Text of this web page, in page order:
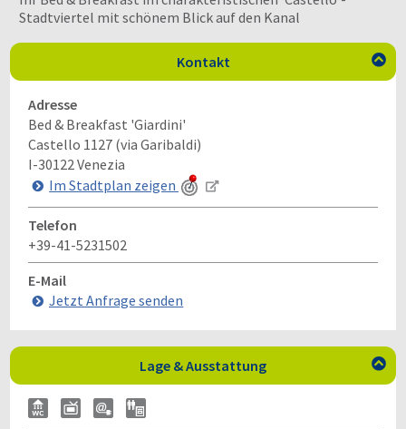
Stadtviertel mit schönem Blick auf den Kanal
Kontakt 
Adresse
Bed & Breakfast 'Giardini'
Castello 1127 (via Garibaldi)
I-30122Venezia
Im Stadtplan zeigen
Telefon
+39-41-5231502
E-Mail
Jetzt Anfrage senden
Lage & Ausstattung 